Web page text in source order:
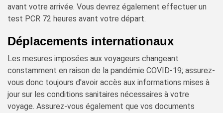
avant votre arrivée. Vous devrez également effectuer un
test PCR 72 heures avant votre départ.
Déplacements internationaux
Les mesures imposées aux voyageurs changeant
constamment en raison de la pandémie COVID-19; assurez-
vous donc toujours d'avoir accès aux informations mises à
jour sur les conditions sanitaires nécessaires à votre
voyage. Assurez-vous également que vos documents